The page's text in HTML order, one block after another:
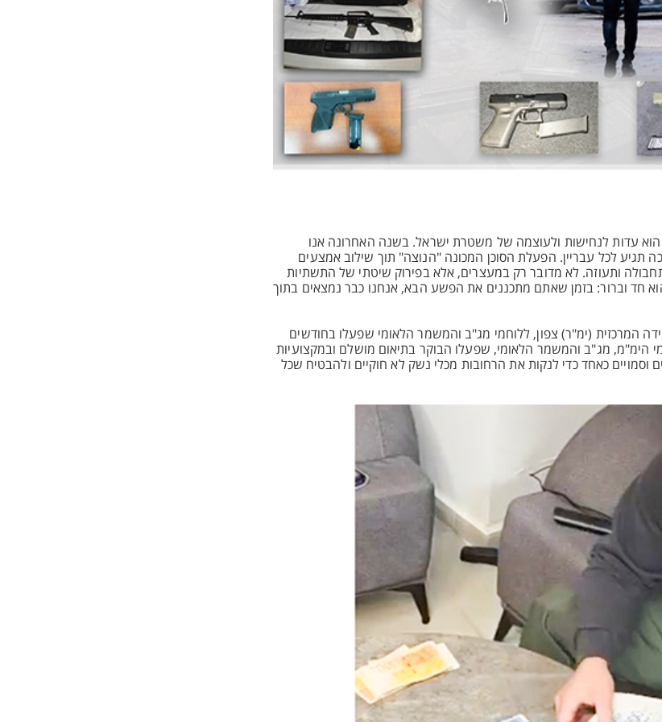
עדות לנחישות ולעוצמה של משטרת ישראל. בשנה האחרונה אנו
תגיע לכל עבריין. הפעלת הסוכן המכונה "הנוצה" תוך שילוב אמצעים
ותעוזה. לא מדובר רק במעצרים, אלא בפירוק שיטתי של התשתיות
הוא חד וברור: בזמן שאתם מתכננים את הפשע הבא, אנחנו כבר נמצאים בתוך
המרכזית (ימ"ר) צפון, ללוחמי מג"ב והמשמר הלאומי שפעלו בחודשים
הימ"מ, מג"ב והמשמר הלאומי, שפעלו הבוקר בתיאום מושלם ובמקצועיות
כאחד כדי לנקות את הרחובות מכלי נשק לא חוקיים ולהבטיח שכל